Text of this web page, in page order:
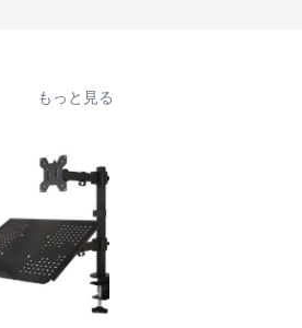
もっと見る